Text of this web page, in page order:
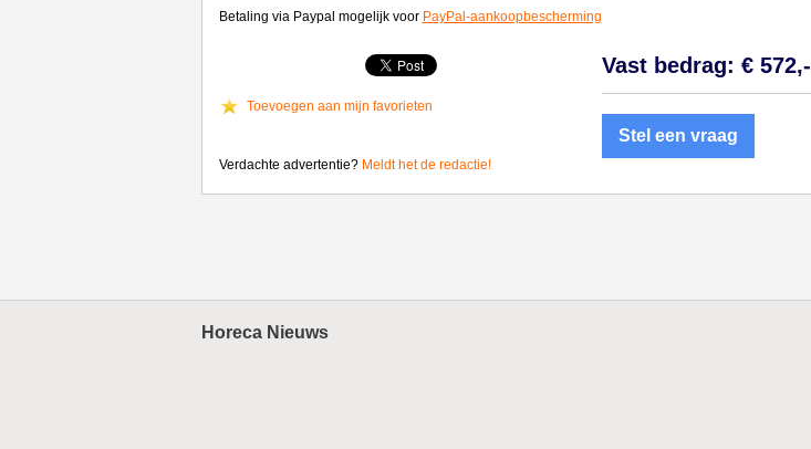
Betaling via Paypal mogelijk voor PayPal-aankoopbescherming
Toevoegen aan mijn favorieten
Vast bedrag: € 572,-
Stel een vraag
Verdachte advertentie? Meldt het de redactie!
Horeca Nieuws